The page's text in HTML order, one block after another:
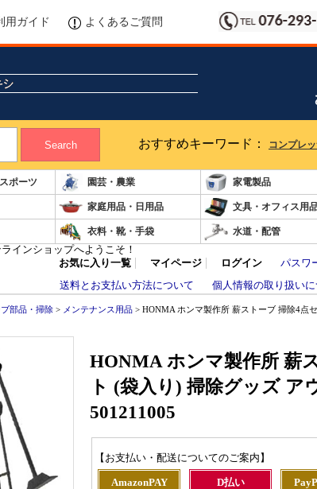
用ガイド よくあるご質問
Search おすすめキーワード： コンプレ
ポーツ 園芸・農業 家電製品
家庭用品・日用品 文具・オフィス用
衣料・靴・手袋 水道・配管
インショップへようこそ！
お気に入り一覧
マイページ ログイン
パスワ
送料とお支払い方法について
個人情報の取り扱いに
部品・掃除 > メンテナンス用品 > HONMA ホンマ製作所 薪ストーブ 掃除4点
HONMA ホンマ製作所 薪
ト (袋入り) 掃除グッズ ア
501211005
【お支払い・配送についてのご案内】
AmazonPAY D払い